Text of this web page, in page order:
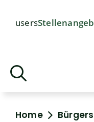
users
Home